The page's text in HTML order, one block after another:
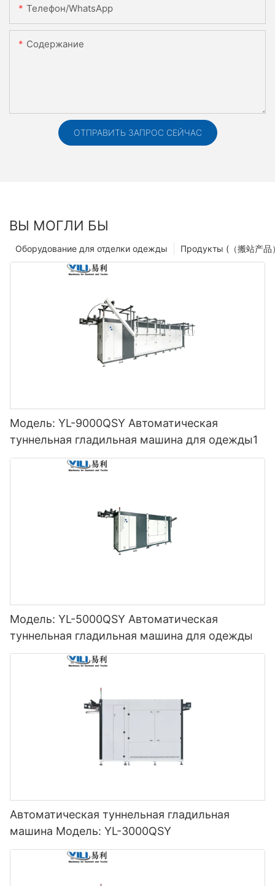
Телефон/WhatsApp
Содержание
ОТПРАВИТЬ ЗАПРОС СЕЙЧАС
ВЫ МОГЛИ БЫ
Продукты (（搬站产品
Оборудование для отделки одежды
Модель: YL-9000QSY Автоматическая
туннельная гладильная машина для одежды1
Модель: YL-5000QSY Автоматическая
туннельная гладильная машина для одежды
Автоматическая туннельная гладильная
машина Модель: YL-3000QSY